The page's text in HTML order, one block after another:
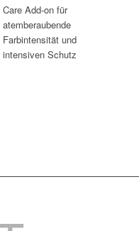
Care Add-on für
atemberaubende
Farbintensität und
intensiven Schutz